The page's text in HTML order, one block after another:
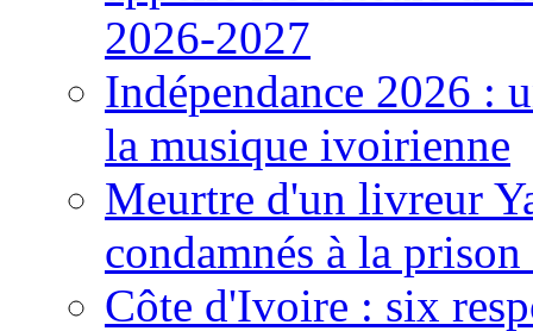
2026-2027
Indépendance 2026 :
la musique ivoirienne
Meurtre d'un livreur
condamnés à la
Côte d'Ivoire : six